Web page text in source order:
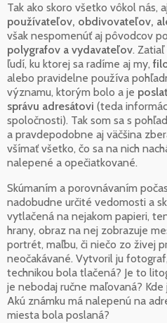
Tak ako skoro všetko vôkol nás, aj
používateľov, obdivovateľov,
však nespomenúť aj pôvodcov
polygrafov a vydavateľov.
ľudí, ku ktorej sa radíme aj my,
alebo pravidelne používa
významu, ktorým bolo a je
správu adresátovi (teda
spoločnosti). Tak som sa s
a pravdepodobne aj väčšina
všímať všetko, čo sa na nich
nalepené a opečiatkované.
Skúmaním a porovnávaním
nadobudne určité vedomosti a
vytlačená na nejakom papieri,
hrany, obraz na nej zobrazuje
portrét, maľbu, či niečo zo živej
neočakávané. Vytvoril ju
technikou bola tlačená? Je to
je nebodaj ručne maľovaná?
Akú známku má nalepenú na
miesta bola poslaná?